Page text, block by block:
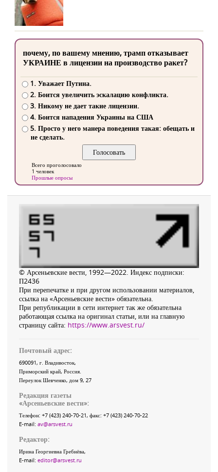
почему, по вашему мнению, трамп отказывает
УКРАИНЕ в лицензии на производство ракет?
1. Уважает Путина.
2. Боится увеличить эскалацию конфликта.
3. Никому не дает такие лицензии.
4. Боится нападения Украины на США
5. Просто у него манера поведения такая: обещать и
не сделать.
Всего проголосовало
1 человек
Прошлые опросы
© Арсеньевские вести, 1992—2022. Индекс подписки:
П2436
При перепечатке и при другом использовании материалов,
ссылка на «Арсеньевские вести» обязательна.
При републикации в сети интернет так же обязательна
работающая ссылка на оригинал статьи, или на главную
страницу сайта: https://www.arsvest.ru/
Почтовый адрес:
690091, г. Владивосток,
Приморский край, Россия
Переулок Шевченко, дом 9, 27
Редакция газеты
«Арсеньевские вести»:
Телефон: +7 (423) 240-70-21, факс: +7 (423) 240-70-22
E-mail: av@arsvest.ru
Редактор:
Ирина Георгиевна Гребнёва,
E-mail: editor@arsvest.ru